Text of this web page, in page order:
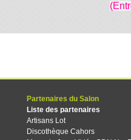
Partenaires du Salon
Liste des partenaires
Artisans Lot
Discothèque Cahors